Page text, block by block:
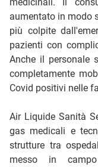
aumentato in modo
più colpite
pazienti con
Anche il personale
completamente
Covid positivi nelle
Air Liquide Sanità
gas medicali e
strutture tra
messo in campo